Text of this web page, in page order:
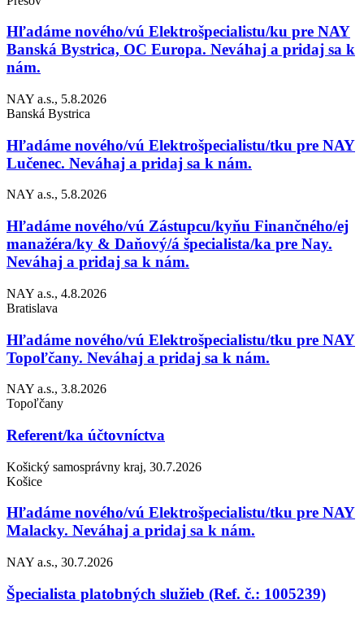
Hľadáme nového/vú Elektrošpecialistu/ku pre NAY
Banská Bystrica, OC Europa. Neváhaj a pridaj sa k
nám.
NAY a.s., 5.8.2026
Banská Bystrica
Hľadáme nového/vú Elektrošpecialistu/tku pre NAY
Lučenec. Neváhaj a pridaj sa k nám.
NAY a.s., 5.8.2026
Hľadáme nového/vú Zástupcu/kyňu Finančného/ej
manažéra/ky & Daňový/á špecialista/ka pre Nay.
Neváhaj a pridaj sa k nám.
NAY a.s., 4.8.2026
Bratislava
Hľadáme nového/vú Elektrošpecialistu/tku pre NAY
Topoľčany. Neváhaj a pridaj sa k nám.
NAY a.s., 3.8.2026
Topoľčany
Referent/ka účtovníctva
Košický samosprávny kraj, 30.7.2026
Košice
Hľadáme nového/vú Elektrošpecialistu/tku pre NAY
Malacky. Neváhaj a pridaj sa k nám.
NAY a.s., 30.7.2026
Špecialista platobných služieb (Ref. č.: 1005239)